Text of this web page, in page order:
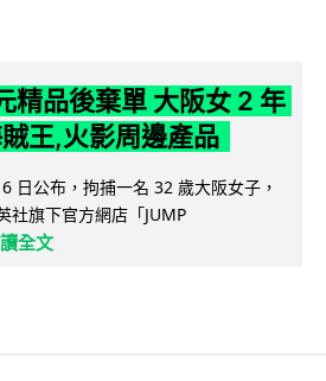
精品後棄單 大阪女 2 年
王,火影周邊產品
日公布，拘捕一名 32 歲大阪女子，
社旗下官方網店「JUMP
全文